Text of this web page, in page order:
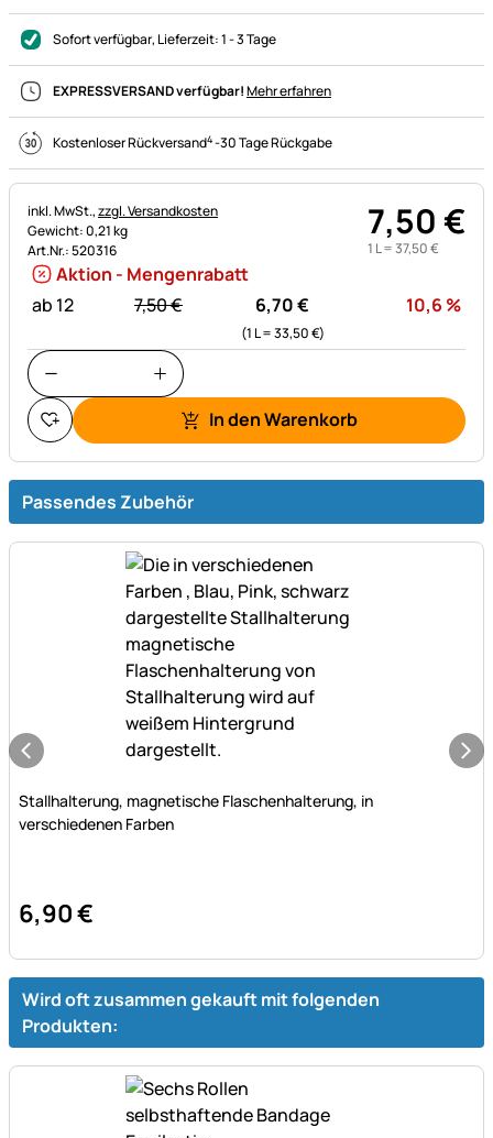
Sofort verfügbar, Lieferzeit:1 - 3 Tage
EXPRESSVERSAND verfügbar!Mehr erfahren
Kostenloser Rückversand4-30 Tage Rückgabe
Steuerhinweis:
inkl. MwSt.,zzgl. Versandkosten
Gewicht: 0,21 kg
Art.Nr.: 520316
7,50€
1 L =37,50€
Aktion - Mengenrabatt
ab 12
statt:
7,50€ 6,70€
(1 L =33,50€)
10,6 %
In den Warenkorb
Passendes Zubehör
Stallhalterung, magnetische Flaschenhalterung, in
verschiedenen Farben
6,90€
Wird oft zusammen gekauft mit folgenden
Produkten: